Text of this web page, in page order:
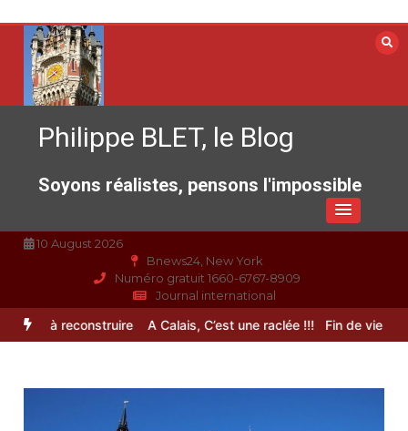
contenu
Philippe BLET, le Blog
Soyons réalistes, pensons l'impossible
10 August 2026
Bnews24, New York
Numéro gratuit 1660-6767-8909
Journal international
à reconstruire A Calais, C’est une raclée !!! Fin de vie :